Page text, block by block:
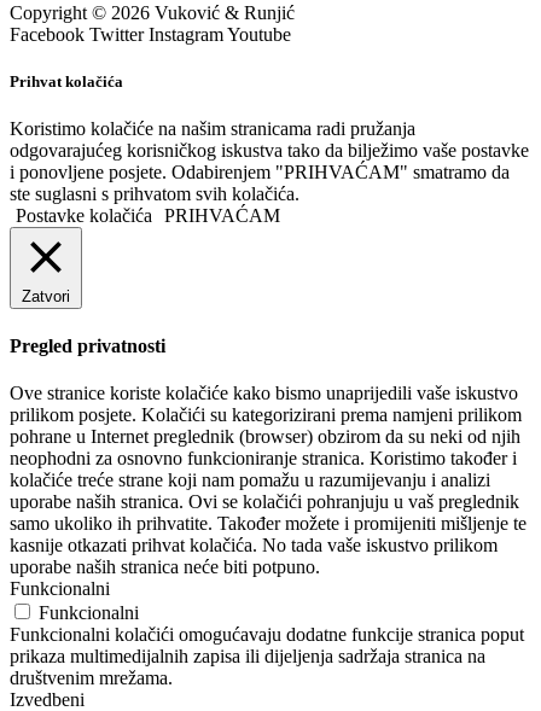
Copyright © 2026 Vuković & Runjić
Facebook Twitter InstagramYoutube
Prihvat kolačića
Koristimo kolačiće na našim stranicama radi pružanja
odgovarajućeg korisničkog iskustva tako da bilježimo vaše postavke
i ponovljene posjete. Odabirenjem "PRIHVAĆAM" smatramo da
ste suglasni s prihvatom svih kolačića.
Postavke kolačića
PRIHVAĆAM
Zatvori
Pregled privatnosti
Ove stranice koriste kolačiće kako bismo unaprijedili vaše iskustvo
prilikom posjete. Kolačići su kategorizirani prema namjeni prilikom
pohrane u Internet preglednik (browser) obzirom da su neki od njih
neophodni za osnovno funkcioniranje stranica. Koristimo također i
kolačiće treće strane koji nam pomažu u razumijevanju i analizi
uporabe naših stranica. Ovi se kolačići pohranjuju u vaš preglednik
samo ukoliko ih prihvatite. Također možete i promijeniti mišljenje te
kasnije otkazati prihvat kolačića. No tada vaše iskustvo prilikom
uporabe naših stranica neće biti potpuno.
Funkcionalni
Funkcionalni
Funkcionalni kolačići omogućavaju dodatne funkcije stranica poput
prikaza multimedijalnih zapisa ili dijeljenja sadržaja stranica na
društvenim mrežama.
Izvedbeni